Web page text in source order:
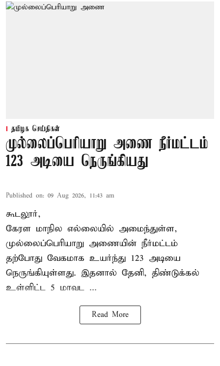
தமிழக செய்திகள்
முல்லைப்பெரியாறு அணை நீர்மட்டம்
123 அடியை நெருங்கியது
Published on: 09 Aug 2026, 11:43 am
கூடலூர்,
கேரள மாநில எல்லையில் அமைந்துள்ள,
முல்லைப்பெரியாறு அணையின் நீர்மட்டம்
தற்போது வேகமாக உயர்ந்து 123 அடியை
நெருங்கியுள்ளது. இதனால் தேனி, திண்டுக்கல்
உள்ளிட்ட 5 மாவட ...
Read More